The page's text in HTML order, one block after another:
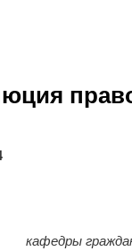
кафедры